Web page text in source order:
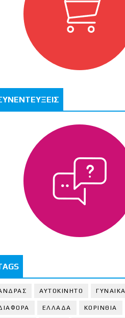
ΑΥΤΟΚΙΝΗΤΟ ΓΥΝΑΙΚΑ
ΕΛΛΑΔΑ ΚΟΡΙΝΘΙΑ